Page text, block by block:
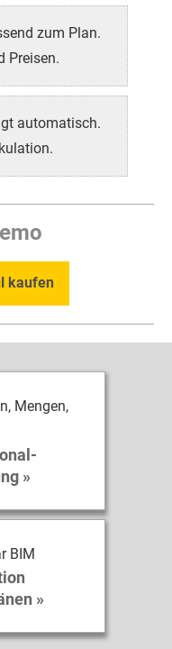
zum Plan.
Preisen.
automatisch.
kaufen
Mengen,
»
BIM
»